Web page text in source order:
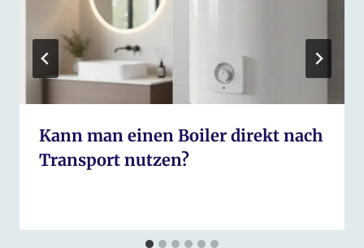
Kann man einen Boiler direkt nach
Transport nutzen?